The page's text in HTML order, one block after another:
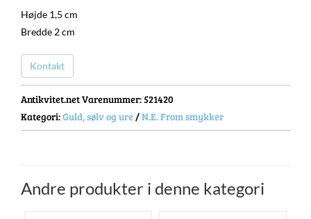
Højde 1,5 cm
Bredde 2 cm
Kontakt
Antikvitet.net Varenummer: 521420
Kategori:Guld, sølv og ure /N.E. From smykker
Andre produkter i denne kategori